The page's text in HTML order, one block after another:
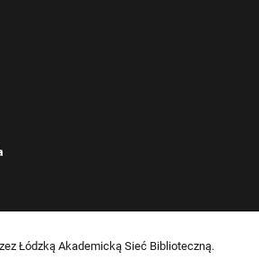
Łódzką Akademicką Sieć Biblioteczną.